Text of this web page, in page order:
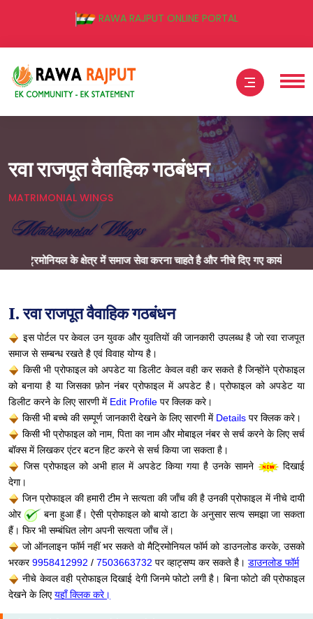
RAWA RAJPUT ONLINE PORTAL
रवा राजपूत वैवाहिक गठबंधन
MATRIMONIAL WINGS
के क्षेत्र में समाज सेवा करना चाहते है और नीचे दिए गए कार्यो में हाथ बटवाना
I. रवा राजपूत वैवाहिक गठबंधन
इस पोर्टल पर केवल उन युवक और युवतियों की जानकारी उपलब्ध है जो रवा राजपूत
समाज से सम्बन्ध रखते है एवं विवाह योग्य है।
किसी भी प्रोफाइल को अपडेट या डिलीट केवल वही कर सकते है जिन्होंने प्रोफाइल
को बनाया है या जिसका फ़ोन नंबर प्रोफाइल में अपडेट है। प्रोफाइल को अपडेट या
डिलीट करने के लिए सारणी में Edit Profile पर क्लिक करे।
किसी भी बच्चे की सम्पूर्ण जानकारी देखने के लिए सारणी में Details पर क्लिक करे।
किसी भी प्रोफाइल को नाम, पिता का नाम और मोबाइल नंबर से सर्च करने के लिए सर्च
बॉक्स में लिखकर एंटर बटन हिट करने से सर्च किया जा सकता है।
जिस प्रोफाइल को अभी हाल में अपडेट किया गया है उनके सामने
दिखाई
देगा।
जिन प्रोफाइल की हमारी टीम ने सत्यता की जाँच की है उनकी प्रोफाइल में नीचे दायी
ओर
बना हुआ हैं। ऐसी प्रोफाइल को बायो डाटा के अनुसार सत्य समझा जा सकता
हैं। फिर भी सम्बंधित लोग अपनी सत्यता जाँच लें।
जो ऑनलाइन फॉर्म नहीं भर सकते वो मैट्रिमोनियल फॉर्म को डाउनलोड करके, उसको
भरकर9958412992 / 7503663732 पर व्हाट्सप्प कर सकते है। डाउनलोड फॉर्म
नीचे केवल वही प्रोफाइल दिखाई देगी जिनमे फोटो लगी है। बिना फोटो की प्रोफाइल
देखने के लिएयहाँ क्लिक करे।